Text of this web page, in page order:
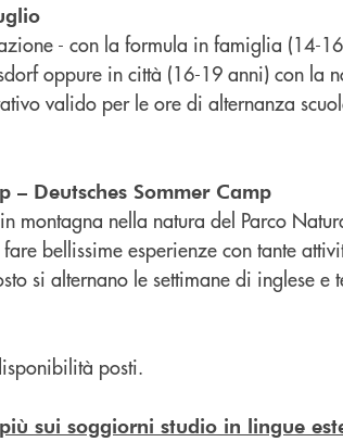
- con la formula in famiglia (14-
oppure in città (16-19 anni) con la
valido per le ore di alternanza
– Deutsches Sommer Camp
montagna nella natura del Parco
bellissime esperienze con tante
si alternano le settimane di inglese e
posti.
sui soggiorni studio in lingue